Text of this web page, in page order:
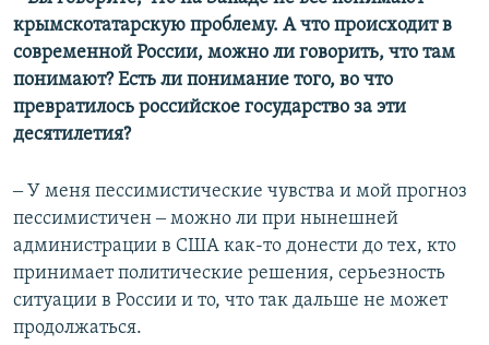
крымскотатарскую проблему. А что происходит в
современной России, можно ли говорить, что там
понимают? Есть ли понимание того, во что
превратилось российское государство за эти
десятилетия?
‒ У меня пессимистические чувства и мой прогноз
пессимистичен ‒ можно ли при нынешней
администрации в США как-то донести до тех, кто
принимает политические решения, серьезность
ситуации в России и то, что так дальше не может
продолжаться.